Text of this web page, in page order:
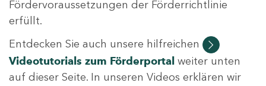
Fördervoraussetzungen der Förderrichtlinie
erfüllt.
Entdecken Sie auch unsere hilfreichen
Videotutorials zum Förderportal weiter unten
auf dieser Seite. In unseren Videos erklären wir